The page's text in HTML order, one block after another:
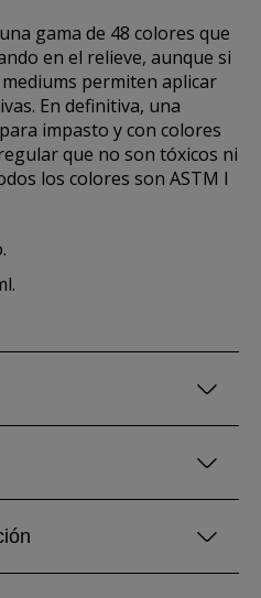
gama de 48 colores que
en el relieve, aunque si
permiten aplicar
En definitiva, una
impasto y con colores
que no son tóxicos ni
los colores son ASTM I